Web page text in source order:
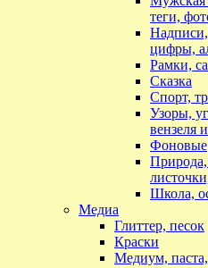
теги,
цифры,
Рамки,
Сказка
Спорт,
Узоры,
вензеля
Фоновые
Природа,
Школа,
Медиа
Глиттер, песок
Краски
Медиум, паста,